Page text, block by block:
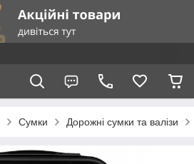
Сумки Дорожні сумки та валізи